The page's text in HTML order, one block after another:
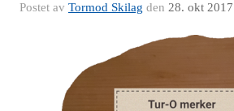
Postet av Tormod Skilag den 28. okt 2017